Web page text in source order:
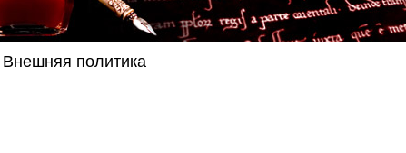
Внешняя политика